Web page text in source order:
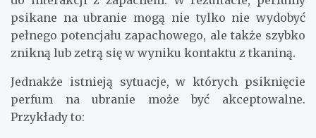
psikane na ubranie mogą nie tylko nie wydobyć
pełnego potencjału zapachowego, ale także szybko
znikną lub zetrą się w wyniku kontaktu z tkaniną.
Jednakże istnieją sytuacje, w których psiknięcie
perfum na ubranie może być akceptowalne.
Przykłady to: